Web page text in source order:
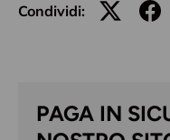
Condividi:
PAGA IN